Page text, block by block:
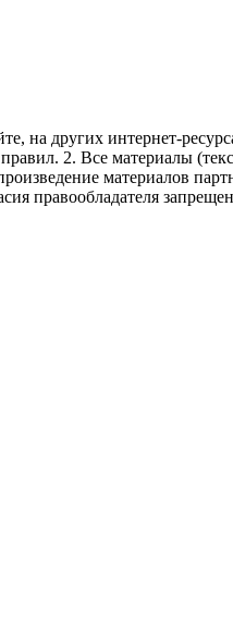
на других интернет-
2. Все материалы
материалов
правообладателя